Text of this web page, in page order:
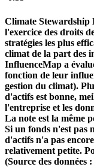
Climate Stewardship
l'exercice des droits
stratégies les plus
climat de la part des
InfluenceMap a
fonction de leur
gestion du climat).
d'actifs est bonne,
l'entreprise et les
La note est la même
Si un fonds n'est pas
d'actifs n'a pas
relativement petite.
(Source des données